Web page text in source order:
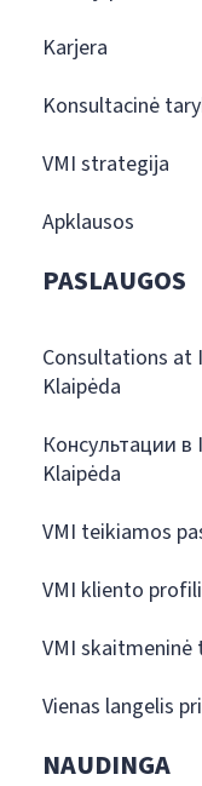
Karjera
Konsultacinė
VMI strategija
Apklausos
PASLAUGOS
Consultations at
Klaipėda
Консультации
Klaipėda
VMI teikiamos
VMI kliento
VMI
Vienas langelis
NAUDINGA